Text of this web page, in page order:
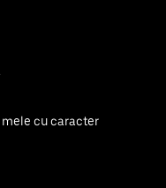
cu caracter